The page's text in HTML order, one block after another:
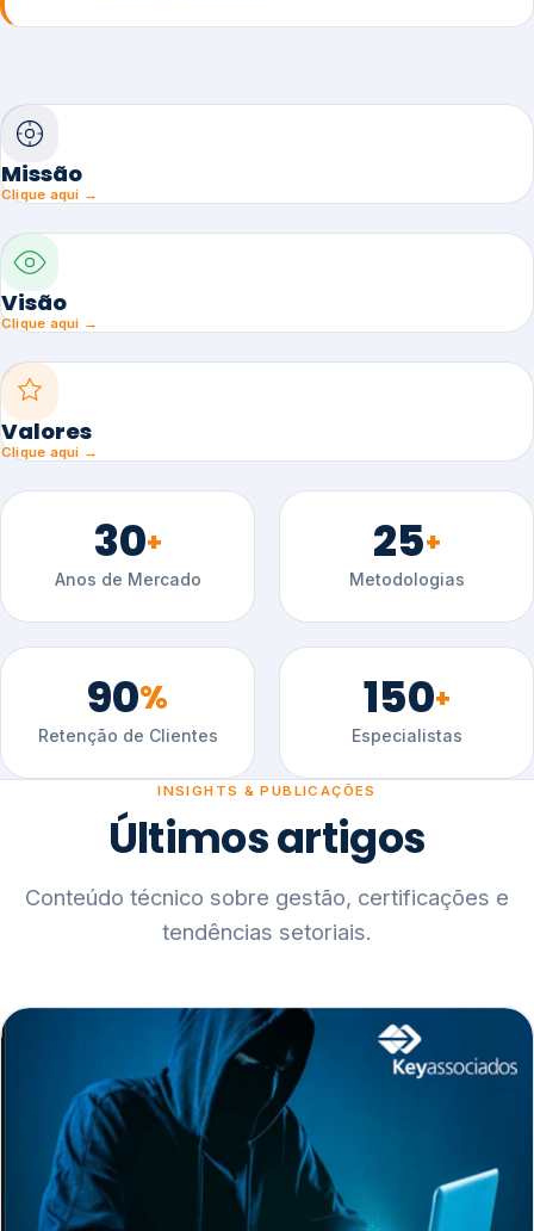
Missão
Clique aqui →
Visão
Clique aqui →
Valores
Clique aqui →
30+
Anos de Mercado
25+
Metodologias
90%
Retenção de Clientes
150+
Especialistas
INSIGHTS & PUBLICAÇÕES
Últimos artigos
Conteúdo técnico sobre gestão, certificações e
tendências setoriais.